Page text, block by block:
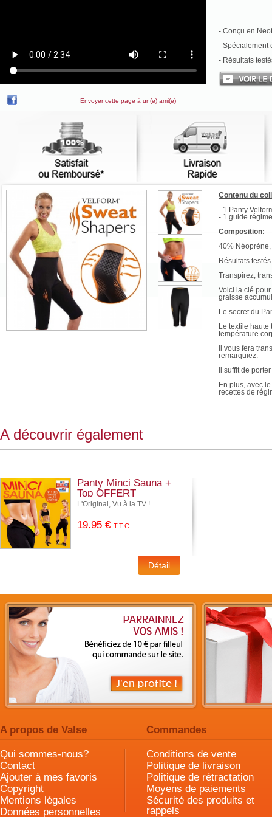
Envoyer cette page à un(e) ami(e)
Contenu du
- 1 Panty
- 1 guide
Composition:
40%
Résultats
Transpirez,
Voici la clé
graisse
Le secret du
Le textile
température
Il vous fera
remarquiez.
Il suffit de
En plus, avec
recettes de
Disponible en
- Conçu en
- Spécialement
- Résultats
A découvrir également
Panty Minci Sauna +
Top OFFERT
L'Original, Vu à la TV !
19.95 € T.T.C.
A propos de Valse Commandes
Qui sommes-nous?
Contact
Ajouter à mes favoris
Copyright
Mentions légales
Données personnelles
Conditions de vente
Politique de livraison
Politique de rétractation
Moyens de paiements
Sécurité des produits et
rappels